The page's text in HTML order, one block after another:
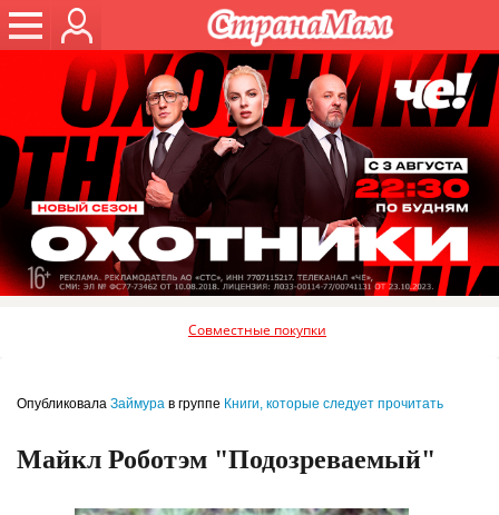
Совместные покупки
Опубликовала Займура в группе Книги, которые следует прочитать
Майкл Роботэм "Подозреваемый"